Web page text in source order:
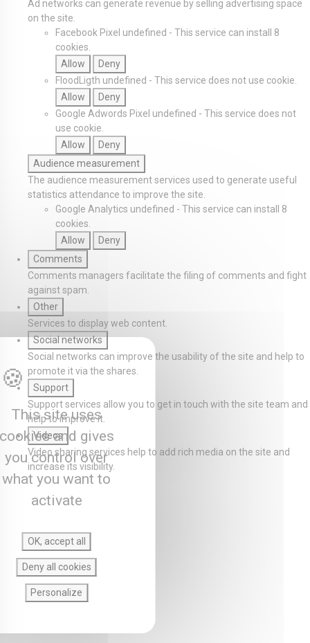
Ad networks can generate revenue by selling advertising space
on the site.
Facebook Pixel undefined - This service can install 8
cookies.
Allow
Deny
FloodLigth undefined - This service does not use cookie.
Allow
Deny
Google Adwords Pixel undefined - This service does not
use cookie.
Allow
Deny
Audience measurement
The audience measurement services used to generate useful
statistics attendance to improve the site.
Google Analytics undefined - This service can install 8
cookies.
Allow
Deny
Comments
Comments managers facilitate the filing of comments and fight
against spam.
Other
Services to display web content.
Social networks
Social networks can improve the usability of the site and help to
promote it via the shares.
Support
Support services allow you to get in touch with the site team and
help to improve it.
Videos
Video sharing services help to add rich media on the site and
increase its visibility.
This site uses
and gives
you control over
what you want to
activate
OK, accept all
Deny all cookies
Personalize